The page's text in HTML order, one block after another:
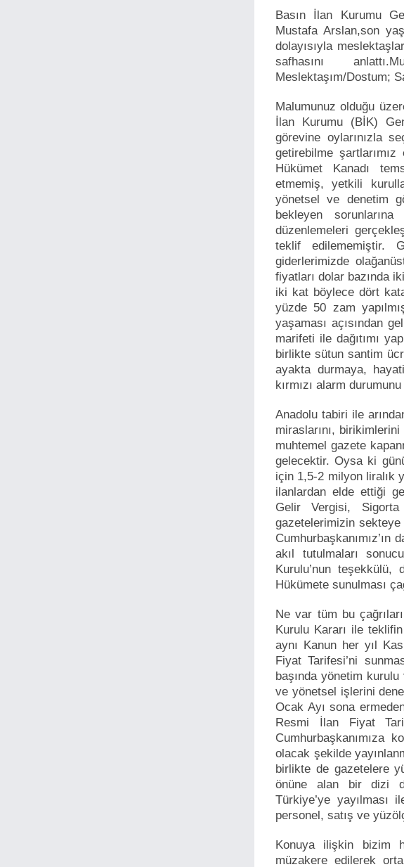
Basın İlan Kurumu
Mustafa Arslan,son
dolayısıyla
safhasını
Meslektaşım/Dostum;
Malumunuz olduğu
İlan Kurumu (BİK)
görevine oylarınızla
getirebilme
Hükümet Kanadı
etmemiş, yetkili
yönetsel ve denetim
bekleyen
düzenlemeleri
teklif edilememiştir.
giderlerimizde
fiyatları dolar bazında
iki kat böylece dört
yüzde 50 zam
yaşaması açısından
marifeti ile dağıtımı
birlikte sütun santim
ayakta durmaya,
kırmızı alarm
Anadolu tabiri ile
miraslarını,
muhtemel gazete
gelecektir. Oysa ki
için 1,5-2 milyon liralık
ilanlardan elde ettiği
Gelir Vergisi,
gazetelerimizin
akıl tutulmaları
Kurulu’nun
Hükümete sunulması
Ne var tüm bu
Kurulu Kararı ile
aynı Kanun her yıl
Fiyat Tarifesi’ni
başında yönetim
ve yönetsel işlerini
Ocak Ayı sona
Resmi İlan Fiyat
Cumhurbaşkanımıza
olacak şekilde
birlikte de gazetelere
önüne alan bir dizi
Türkiye’ye
personel, satış ve
Konuya ilişkin bizim
müzakere edilerek